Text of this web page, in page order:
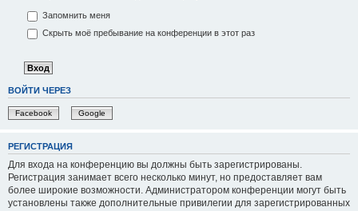
Запомнить меня
Скрыть моё пребывание на конференции в этот раз
ВОЙТИ ЧЕРЕЗ
Facebook Google
РЕГИСТРАЦИЯ
Для входа на конференцию вы должны быть зарегистрированы.
Регистрация занимает всего несколько минут, но предоставляет вам
более широкие возможности. Администратором конференции могут быть
установлены также дополнительные привилегии для зарегистрированных